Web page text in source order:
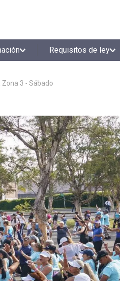
Requisitos de ley
3 - Sábado
LO MÁS BUSCADO
1.
smart fit
5.
bolos
6.
tiqueteras
7.
talleres creativos
8.
salon
9.
refrigerio
10. retiro laboral